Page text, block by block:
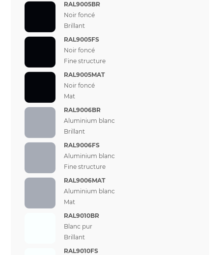
RAL9005BR
Noir foncé
Brillant
RAL9005FS
Noir foncé
Fine structure
RAL9005MAT
Noir foncé
Mat
RAL9006BR
Aluminium blanc
Brillant
RAL9006FS
Aluminium blanc
Fine structure
RAL9006MAT
Aluminium blanc
Mat
RAL9010BR
Blanc pur
Brillant
RAL9010FS